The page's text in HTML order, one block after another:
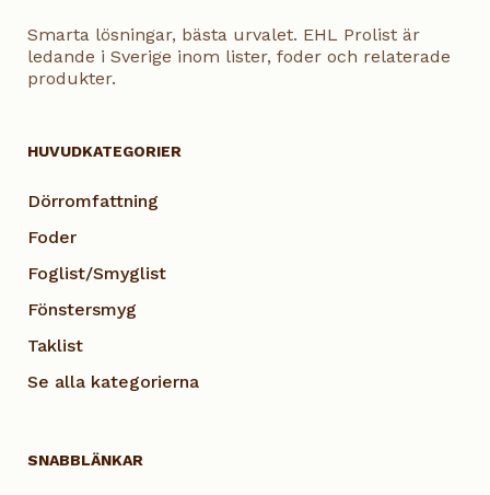
Smarta lösningar, bästa urvalet. EHL Prolist är
ledande i Sverige inom lister, foder och relaterade
produkter.
HUVUDKATEGORIER
Dörromfattning
Foder
Foglist/Smyglist
Fönstersmyg
Taklist
Se alla kategorierna
SNABBLÄNKAR